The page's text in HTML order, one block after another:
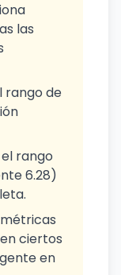
las
rango de
rango
6.28)
ciertos
en